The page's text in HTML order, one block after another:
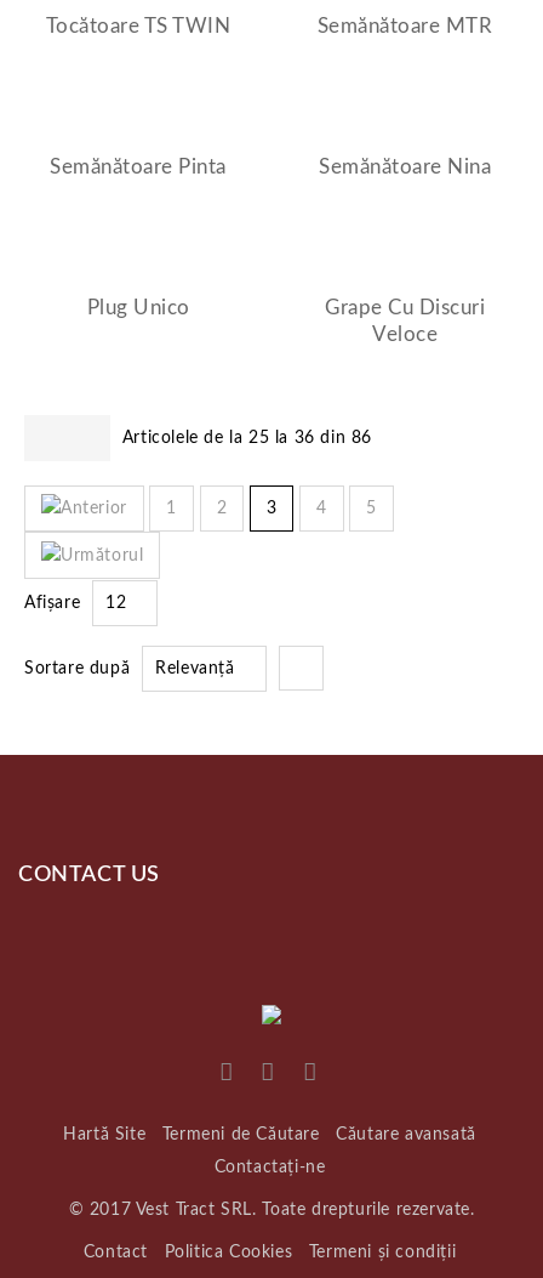
Tocătoare TS TWIN Semănătoare MTR
Semănătoare Pinta Semănătoare Nina
Plug Unico
Grape Cu Discuri
Veloce
Articolele de la 25 la 36 din 86
1 2 3 4 5
Afișare 12
Sortare după Relevanță
CONTACT US
Hartă Site Termeni de Căutare
Căutare avansată
Contactați-ne
© 2017 Vest Tract SRL. Toate drepturile rezervate.
Contact Politica Cookies Termeni și condiții